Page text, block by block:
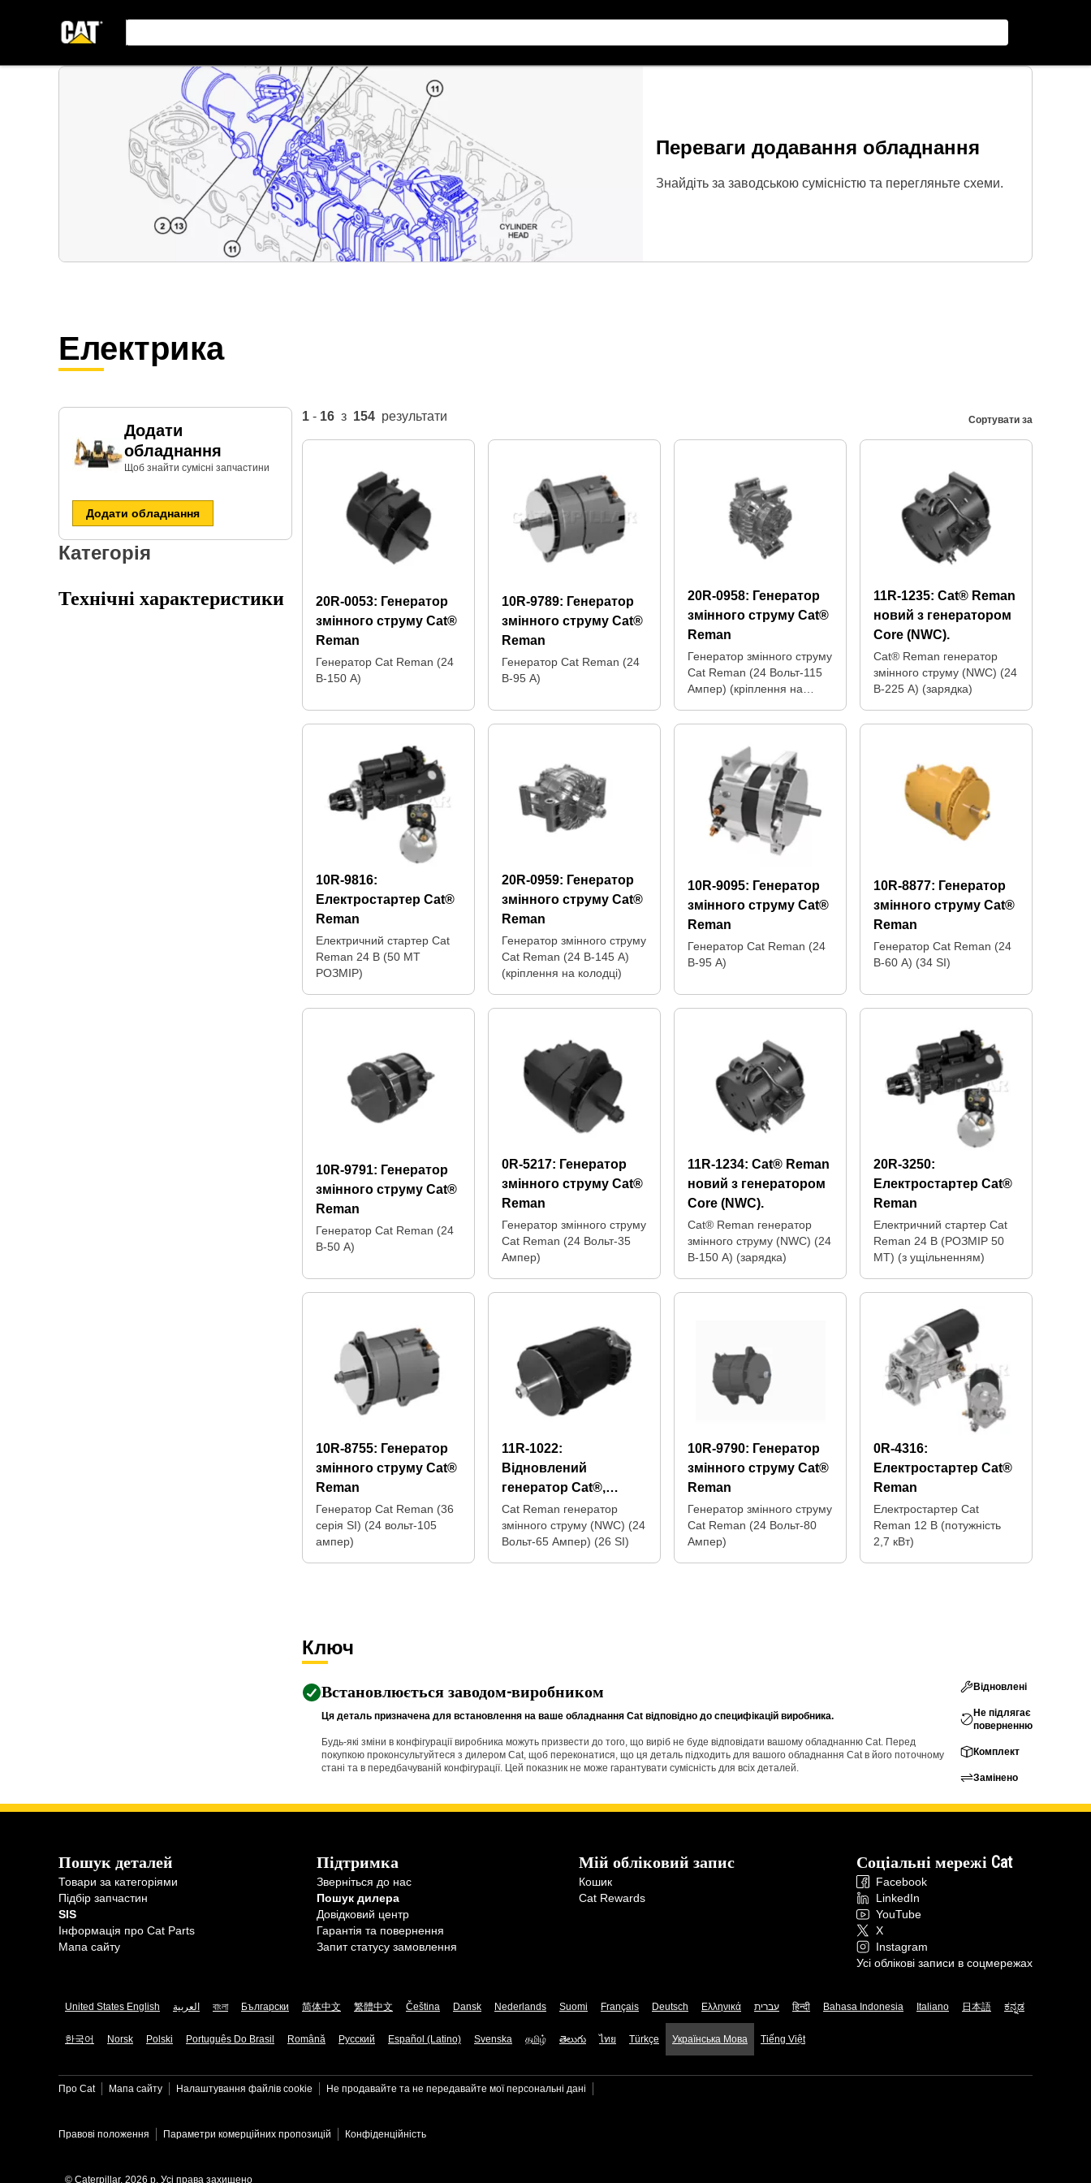
Переваги додавання обладнання
Знайдіть за заводською сумісністю та перегляньте схеми.
Електрика
Додати
обладнання
Щоб знайти сумісні запчастини​
Додати обладнання
Категорія
Технічні характеристики
1 - 16 з 154 результати Сортувати за
20R-0053: Генератор
змінного струму Cat®
Reman
Генератор Cat Reman (24
В-150 А)
10R-9789: Генератор
змінного струму Cat®
Reman
Генератор Cat Reman (24
В-95 А)
20R-0958: Генератор
змінного струму Cat®
Reman
Генератор змінного струму
Cat Reman (24 Вольт-115
Ампер) (кріплення на
11R-1235: Cat® Reman
новий з генератором
Core (NWC).
Cat® Reman генератор
змінного струму (NWC) (24
В-225 А) (зарядка)
10R-9816:
Електростартер Cat®
Reman
Електричний стартер Cat
Reman 24 В (50 МТ
РОЗМІР)
20R-0959: Генератор
змінного струму Cat®
Reman
Генератор змінного струму
Cat Reman (24 В-145 А)
(кріплення на колодці)
10R-9095: Генератор
змінного струму Cat®
Reman
Генератор Cat Reman (24
В-95 А)
10R-8877: Генератор
змінного струму Cat®
Reman
Генератор Cat Reman (24
В-60 А) (34 SI)
10R-9791: Генератор
змінного струму Cat®
Reman
Генератор Cat Reman (24
В-50 А)
0R-5217: Генератор
змінного струму Cat®
Reman
Генератор змінного струму
Cat Reman (24 Вольт-35
Ампер)
11R-1234: Cat® Reman
новий з генератором
Core (NWC).
Cat® Reman генератор
змінного струму (NWC) (24
В-150 А) (зарядка)
20R-3250:
Електростартер Cat®
Reman
Електричний стартер Cat
Reman 24 В (РОЗМІР 50
МТ) (з ущільненням)
10R-8755: Генератор
змінного струму Cat®
Reman
Генератор Cat Reman (36
серія SI) (24 вольт-105
ампер)
11R-1022:
Відновлений
генератор Cat®,
програма NWC
Cat Reman генератор
змінного струму (NWC) (24
Вольт-65 Ампер) (26 SI)
10R-9790: Генератор
змінного струму Cat®
Reman
Генератор змінного струму
Cat Reman (24 Вольт-80
Ампер)
0R-4316:
Електростартер Cat®
Reman
Електростартер Cat
Reman 12 В (потужність
2,7 кВт)
Ключ
Встановлюється заводом-виробником
Ця деталь призначена для встановлення на ваше обладнання Cat відповідно до специфікацій виробника.
Будь-які зміни в конфігурації виробника можуть призвести до того, що виріб не буде відповідати вашому обладнанню Cat. Перед
покупкою проконсультуйтеся з дилером Cat, щоб переконатися, що ця деталь підходить для вашого обладнання Cat в його поточному
стані та в передбачуваній конфігурації. Цей показник не може гарантувати сумісність для всіх деталей.
Відновлені
Не підлягає
поверненню
Комплект
Замінено
Пошук деталей
Товари за категоріями
Підбір запчастин
SIS
Інформація про Cat Parts
Мапа сайту
Підтримка
Зверніться до нас
Пошук дилера
Довідковий центр
Гарантія та повернення
Запит статусу замовлення
Мій обліковий запис
Кошик
Cat Rewards
Соціальні мережі Cat
Facebook
LinkedIn
YouTube
X
Instagram
Усі облікові записи в соцмережах
United States English العربية বাংলা Български 简体中文 繁體中文 Čeština Dansk Nederlands Suomi Français Deutsch Ελληνικά עברית हिन्दी Bahasa Indonesia Italiano 日本語 ಕನ್ನಡ
한국어 Norsk Polski Português Do Brasil Română Русский Español (Latino) Svenska தமிழ் తెలుగు ไทย Türkçe Українська Мова Tiếng Việt
Про Cat Мапа сайту Налаштування файлів​ cookie Не продавайте та не передавайте мої персональні дані
Правові положення Параметри комерційних пропозицій Конфіденційність
© Caterpillar, 2026 р. Усі права захищено